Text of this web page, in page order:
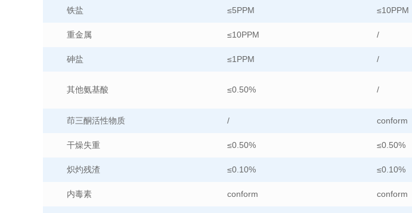
铁盐 ≤5PPM ≤10PPM
重金属 ≤10PPM /
砷盐 ≤1PPM /
其他氨基酸 ≤0.50% /
茚三酮活性物质 / conform
干燥失重 ≤0.50% ≤0.50%
炽灼残渣 ≤0.10% ≤0.10%
内毒素 conform conform